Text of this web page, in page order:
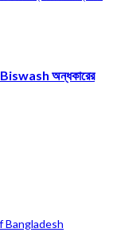
অন্ধকারের